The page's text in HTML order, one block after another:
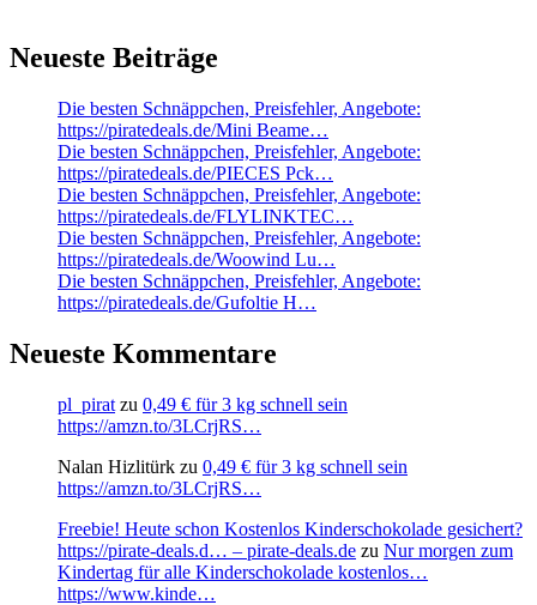
Neueste Beiträge
Die besten Schnäppchen, Preisfehler, Angebote:
https://piratedeals.de/Mini Beame…
Die besten Schnäppchen, Preisfehler, Angebote:
https://piratedeals.de/PIECES Pck…
Die besten Schnäppchen, Preisfehler, Angebote:
https://piratedeals.de/FLYLINKTEC…
Die besten Schnäppchen, Preisfehler, Angebote:
https://piratedeals.de/Woowind Lu…
Die besten Schnäppchen, Preisfehler, Angebote:
https://piratedeals.de/Gufoltie H…
Neueste Kommentare
pl_pirat zu 0,49 € für 3 kg schnell sein
https://amzn.to/3LCrjRS…
Nalan Hizlitürk zu 0,49 € für 3 kg schnell sein
https://amzn.to/3LCrjRS…
Freebie! Heute schon Kostenlos Kinderschokolade gesichert?
https://pirate-deals.d… – pirate-deals.de zu Nur morgen zum
Kindertag für alle Kinderschokolade kostenlos…
https://www.kinde…